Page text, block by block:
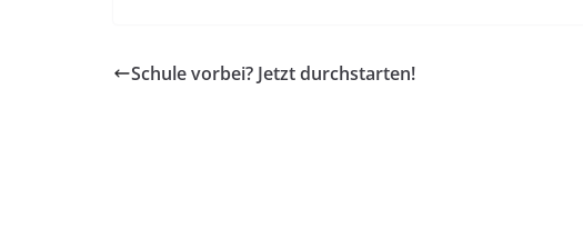
Schule vorbei? Jetzt durchstarten!